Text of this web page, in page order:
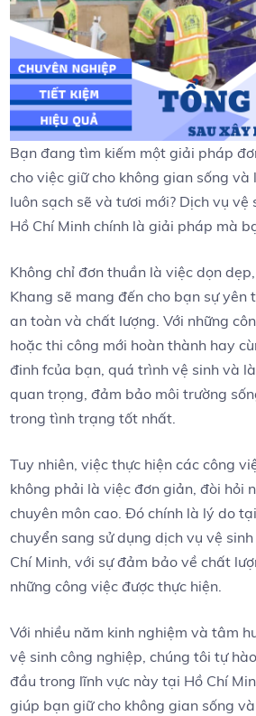
Bạn đang tìm kiếm một giải pháp
cho việc giữ cho không gian sống và
luôn sạch sẽ và tươi mới? Dịch vụ
Hồ Chí Minh chính là giải pháp mà
Không chỉ đơn thuần là việc dọn
Khang sẽ mang đến cho bạn sự yên
an toàn và chất lượng. Với những
hoặc thi công mới hoàn thành hay
đinh fcủa bạn, quá trình vệ sinh và
quan trọng, đảm bảo môi trường
trong tình trạng tốt nhất.
Tuy nhiên, việc thực hiện các công
không phải là việc đơn giản, đòi hỏi
chuyên môn cao. Đó chính là lý do
chuyển sang sử dụng dịch vụ vệ
Chí Minh, với sự đảm bảo về chất
những công việc được thực hiện.
Với nhiều năm kinh nghiệm và tâm
vệ sinh công nghiệp, chúng tôi tự
đầu trong lĩnh vực này tại Hồ Chí
giúp bạn giữ cho không gian sống